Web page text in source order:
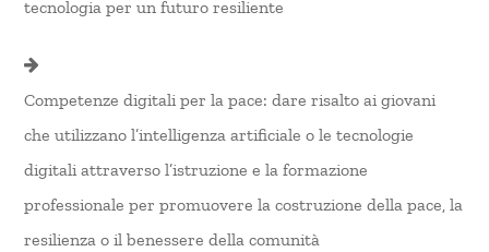
tecnologia per un futuro resiliente
Competenze digitali per la pace: dare risalto ai giovani
che utilizzano l’intelligenza artificiale o le tecnologie
digitali attraverso l’istruzione e la formazione
professionale per promuovere la costruzione della pace, la
resilienza o il benessere della comunità